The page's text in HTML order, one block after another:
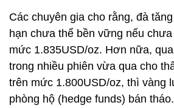
Các chuyên gia cho rằng, đà
hạn chưa thể bền vững nếu
mức 1.835USD/oz. Hơn nữa,
trong nhiều phiên vừa qua cho
trên mức 1.800USD/oz, thì vàng
phòng hộ (hedge funds) bán